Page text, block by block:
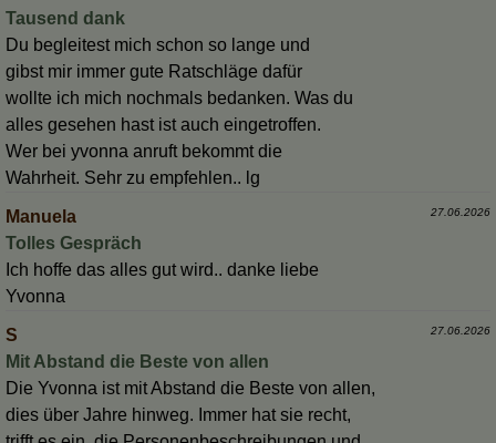
Tausend dank
Du begleitest mich schon so lange und
gibst mir immer gute Ratschläge dafür
wollte ich mich nochmals bedanken. Was du
alles gesehen hast ist auch eingetroffen.
Wer bei yvonna anruft bekommt die
Wahrheit. Sehr zu empfehlen.. lg
Manuela 27.06.2026
Tolles Gespräch
Ich hoffe das alles gut wird.. danke liebe
Yvonna
S 27.06.2026
Mit Abstand die Beste von allen
Die Yvonna ist mit Abstand die Beste von allen,
dies über Jahre hinweg. Immer hat sie recht,